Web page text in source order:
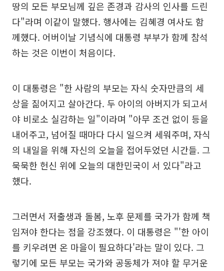
땅의 모든 부모님께 깊은 존경과 감사의 인사를 드린
다"라며 이같이 말했다. 행사에는 김혜경 여사도 함
께했다. 어버이날 기념식에 대통령 부부가 함께 참석
하는 것은 이번이 처음이다.
이 대통령은 "한 사람의 부모는 자식 숫자만큼의 세
상을 짊어지고 살아간다. 두 아이의 아버지가 되고서
야 비로소 실감하는 일"이라며 "아무 조건 없이 등을
내어주고, 넘어질 때마다 다시 일으켜 세워주며, 자식
의 내일을 위해 자신의 오늘을 접어두었던 시간들. 그
묵묵한 헌신 위에 오늘의 대한민국이 서 있다"라고
했다.
그러면서 저출생과 돌봄, 노후 문제를 국가가 함께 책
임져야 한다는 점을 강조했다. 이 대통령은 "'한 아이
를 키우려면 온 마을이 필요하다'라는 말이 있다. 그
렇기에 모든 부모는 국가와 공동체가 져야 할 무거운